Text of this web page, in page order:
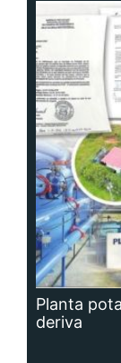
Planta
deriva